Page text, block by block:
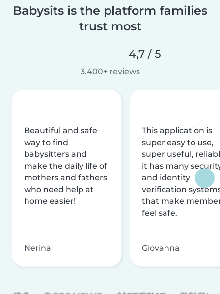
Babysits is the platform families
trust most
4,7 / 5
3.400+ reviews
Beautiful and safe
way to find
babysitters and
make the daily life of
mothers and fathers
who need help at
home easier!
Nerina
This application is
super easy to use,
super useful,
it has many
and identity
verification
that make
feel safe.
Giovanna